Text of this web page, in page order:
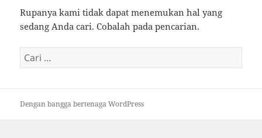
Rupanya kami tidak dapat menemukan hal yang
sedang Anda cari. Cobalah pada pencarian.
Cari
untuk:
Dengan bangga bertenaga WordPress